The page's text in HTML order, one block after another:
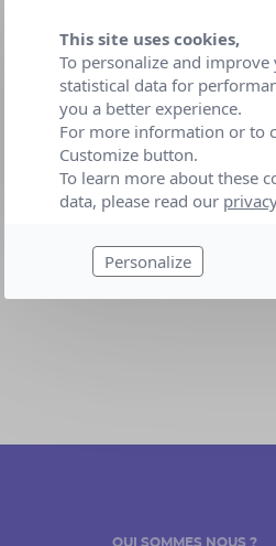
d’écriture par recyclage via
Date : 01 Sep 2019 au 01 Fév
Lieu :Angers (Maine-et-Loire)
Organisé par : Délégation
QUI SOMMES NOUS ?
This site uses cookies,
To personalize and
statistical data for
you a better experience.
For more information or to
Customize button.
To learn more about these
data, please read our
Personalize